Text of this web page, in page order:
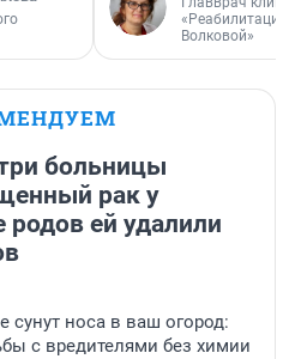
«Реабилитация
Волковой»
больницы
рак у
родов ей удалили
сунут носа в ваш огород:
с вредителями без химии